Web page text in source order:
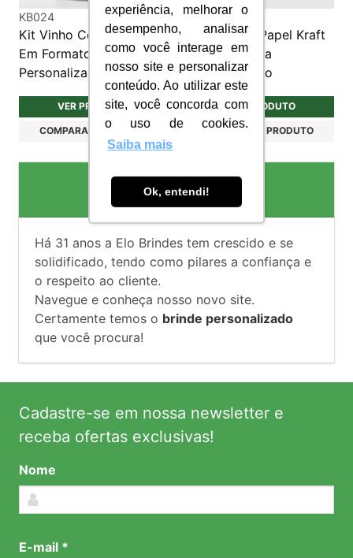
experiência, melhorar o
desempenho, analisar
como você interage em
nosso site e personalizar
conteúdo. Ao utilizar este
site, você concorda com
o uso de cookies.
Saiba mais
Ok, entendi!
KB024
Kit Vinho Com 3 Peças
Em Formato De Garrafa
Personalizado
VER PRODUTO
COMPARAR PRODUTO
JG039
Baralho em Papel Kraft
com 54 Carta
Personalizado
VER PRODUTO
COMPARAR PRODUTO
Brindes Personalizados
Há 31 anos a Elo Brindes tem crescido e se
solidificado, tendo como pilares a confiança e
o respeito ao cliente.
Navegue e conheça nosso novo site.
Certamente temos o brinde personalizado
que você procura!
Cadastre-se em nossa newsletter e
receba ofertas exclusivas!
Nome
E-mail *